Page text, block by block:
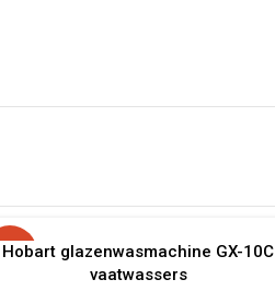
-20%
Hobart glazenwasmachine GX-10C
vaatwassers